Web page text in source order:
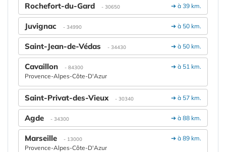
➔ à 39 km.
Rochefort-du-Gard - 30650
➔ à 50 km.
Juvignac - 34990
➔ à 50 km.
Saint-Jean-de-Védas - 34430
➔ à 51 km.
Cavaillon - 84300
Provence-Alpes-Côte-D'Azur
➔ à 57 km.
Saint-Privat-des-Vieux - 30340
➔ à 88 km.
Agde - 34300
➔ à 89 km.
Marseille - 13000
Provence-Alpes-Côte-D'Azur